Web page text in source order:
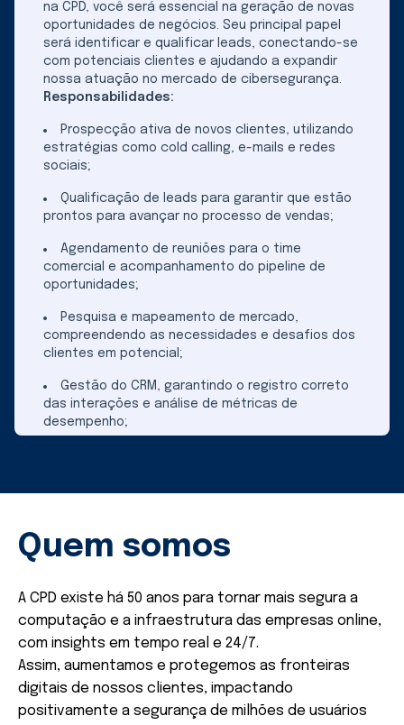
na CPD, você será essencial na geração de novas
oportunidades de negócios. Seu principal papel
será identificar e qualificar leads, conectando-se
com potenciais clientes e ajudando a expandir
nossa atuação no mercado de cibersegurança.
Responsabilidades:
Prospecção ativa de novos clientes, utilizando
estratégias como cold calling, e-mails e redes
sociais;
Qualificação de leads para garantir que estão
prontos para avançar no processo de vendas;
Agendamento de reuniões para o time
comercial e acompanhamento do pipeline de
oportunidades;
Pesquisa e mapeamento de mercado,
compreendendo as necessidades e desafios dos
clientes em potencial;
Gestão do CRM, garantindo o registro correto
das interações e análise de métricas de
desempenho;
prospecção e nutrição de leads.
Cursando ou formado em áreas correlatas a
Vendas, Comunicação, Marketing, Administração,
afins.
Experiência anterior em vendas ou prospecção,
preferencialmente no setor de tecnologia.
Excelente comunicação verbal e escrita, com
habilidade para construir relacionamentos e
engajar com potenciais clientes.
Quem somos
A CPD existe há 50 anos para tornar mais segura a
computação e a infraestrutura das empresas online,
com insights em tempo real e 24/7.
Assim, aumentamos e protegemos as fronteiras
digitais de nossos clientes, impactando
positivamente a segurança de milhões de usuários